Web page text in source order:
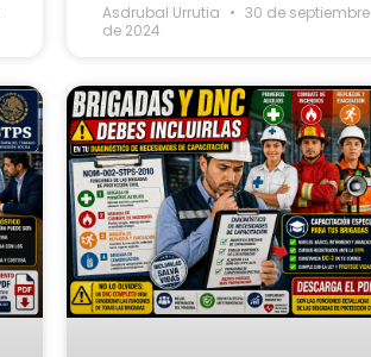
Asdrubal Urrutia
30 de septiembre
de 2024